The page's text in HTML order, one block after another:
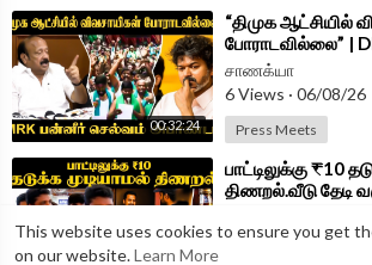
This website uses cookies to ensure you get
on our website.Learn More
00:32:24
⁣“திமுக ஆட்சியில்
போராடவில்லை” |
MRK Panneer
|TVK Govt
சாணக்யா
6 Views · 06/08/26
Press Meets
⁣பாட்டிலுக்கு ₹10
திணறல்.வீடு தேடி
4 Views 06/08/26